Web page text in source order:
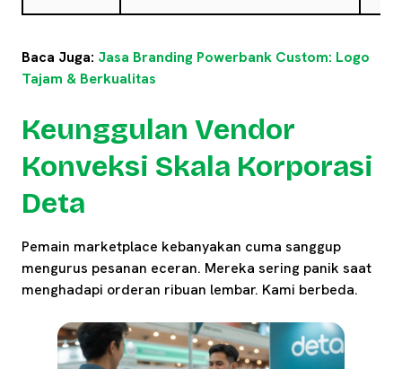
Baca Juga: Jasa Branding Powerbank Custom: Logo
Tajam & Berkualitas
Keunggulan Vendor
Konveksi Skala Korporasi
Deta
Pemain marketplace kebanyakan cuma sanggup
mengurus pesanan eceran. Mereka sering panik saat
menghadapi orderan ribuan lembar. Kami berbeda.